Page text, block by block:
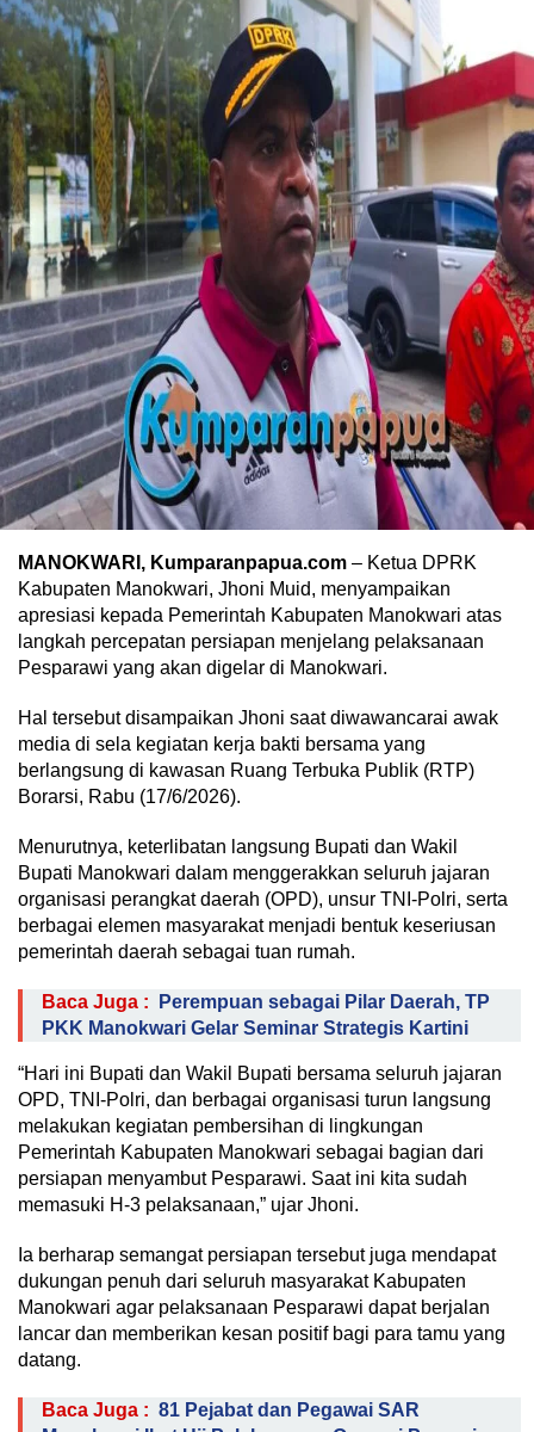
MANOKWARI, Kumparanpapua.com – Ketua DPRK
Kabupaten Manokwari, Jhoni Muid, menyampaikan
apresiasi kepada Pemerintah Kabupaten Manokwari atas
langkah percepatan persiapan menjelang pelaksanaan
Pesparawi yang akan digelar di Manokwari.
Hal tersebut disampaikan Jhoni saat diwawancarai awak
media di sela kegiatan kerja bakti bersama yang
berlangsung di kawasan Ruang Terbuka Publik (RTP)
Borarsi, Rabu (17/6/2026).
Menurutnya, keterlibatan langsung Bupati dan Wakil
Bupati Manokwari dalam menggerakkan seluruh jajaran
organisasi perangkat daerah (OPD), unsur TNI-Polri, serta
berbagai elemen masyarakat menjadi bentuk keseriusan
pemerintah daerah sebagai tuan rumah.
Baca Juga :
Perempuan sebagai Pilar Daerah, TP
PKK Manokwari Gelar Seminar Strategis Kartini
“Hari ini Bupati dan Wakil Bupati bersama seluruh jajaran
OPD, TNI-Polri, dan berbagai organisasi turun langsung
melakukan kegiatan pembersihan di lingkungan
Pemerintah Kabupaten Manokwari sebagai bagian dari
persiapan menyambut Pesparawi. Saat ini kita sudah
memasuki H-3 pelaksanaan,” ujar Jhoni.
Ia berharap semangat persiapan tersebut juga mendapat
dukungan penuh dari seluruh masyarakat Kabupaten
Manokwari agar pelaksanaan Pesparawi dapat berjalan
lancar dan memberikan kesan positif bagi para tamu yang
datang.
Baca Juga : 81 Pejabat dan Pegawai SAR